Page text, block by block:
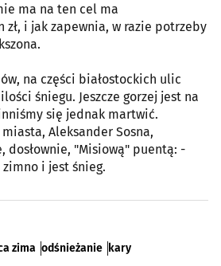
ma na ten cel ma
zł, i jak zapewnia, w razie potrzeby
na części białostockich ulic
śniegu. Jeszcze gorzej jest na
się jednak martwić.
Aleksander Sosna,
dosłownie, "Misiową" puentą: -
i jest śnieg.
zima odśnieżanie kary